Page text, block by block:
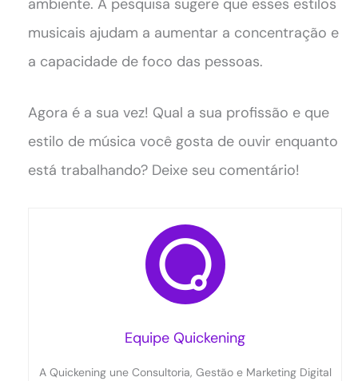
musicais ajudam a aumentar a concentração e
a capacidade de foco das pessoas.
Agora é a sua vez! Qual a sua profissão e que
estilo de música você gosta de ouvir enquanto
está trabalhando? Deixe seu comentário!
Equipe Quickening
A Quickening une Consultoria, Gestão e Marketing Digital